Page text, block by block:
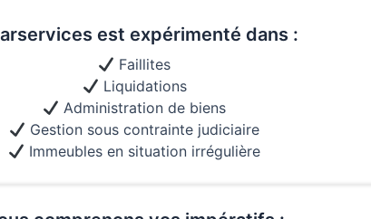
est expérimenté dans :
Faillites
Liquidations
Administration de biens
Gestion sous contrainte judiciaire
Immeubles en situation irrégulière